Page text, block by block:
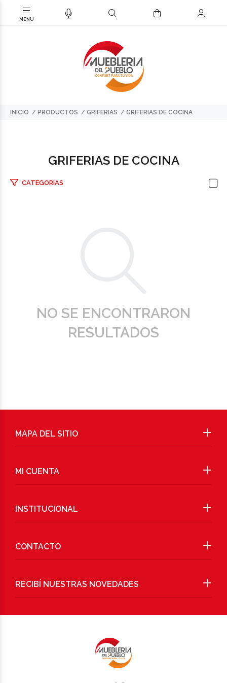
INICIO PRODUCTOS GRIFERIAS GRIFERIAS DE COCINA
GRIFERIAS DE COCINA
CATEGORIAS
NO SE ENCONTRARON
RESULTADOS
RECIBÍ NUESTRAS NOVEDADES
MAPA DEL SITIO
MI CUENTA
INSTITUCIONAL
CONTACTO